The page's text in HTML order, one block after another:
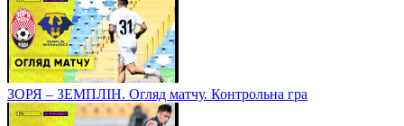
ЗОРЯ – ЗЕМПЛІН. Огляд матчу. Контрольна гра